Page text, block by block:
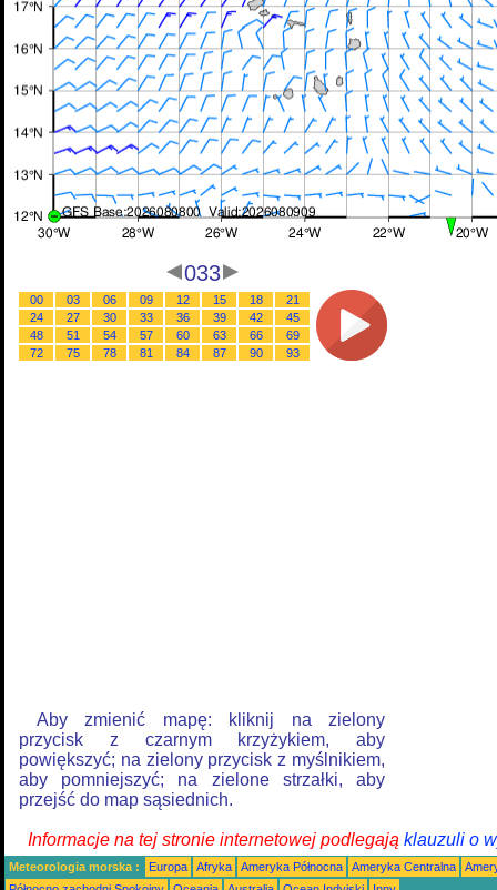
033
00 03 06 09 12 15 18
21
24
27 30 33 36 39 42
45
48
51 54 57 60 63 66
69
72
75 78 81 84 87 90 93
Aby zmienić mapę: kliknij na zielony
przycisk z czarnym krzyżykiem, aby
powiększyć; na zielony przycisk z myślnikiem,
aby pomniejszyć; na zielone strzałki, aby
przejść do map sąsiednich.
Informacje na tej stronie internetowej podlegają klauzuli o
Meteorologia morska : Europa Afryka Ameryka Północna Ameryka Centralna